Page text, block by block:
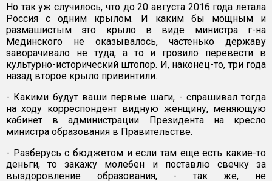
Но так уж случилось, что до 20 августа 2016 года летала
Россия с одним крылом. И каким бы мощным и
размашистым это крыло в виде министра г-на
Мединского не оказывалось, частенько державу
заворачивало не туда, а то и грозило перевести в
культурно-исторический штопор. И, наконец-то, три года
назад второе крыло привинтили.
- Какими будут ваши первые шаги, - спрашивал тогда
на ходу корреспондент видную женщину, меняющую
кабинет в администрации Президента на кресло
министра образования в Правительстве.
- Разберусь с бюджетом и если там еще есть какие-то
деньги, то закажу молебен и поставлю свечку за
выздоровление образования, - так же, не